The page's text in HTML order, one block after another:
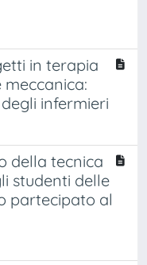
in terapia
infermieri
della tecnica
studenti delle
partecipato al